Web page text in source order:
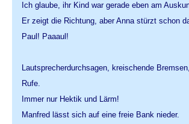
Ich glaube, ihr Kind war gerade eben am
Er zeigt die Richtung, aber Anna stürzt schon
Paul! Paaaul!
Lautsprecherdurchsagen, kreischende
Rufe.
Immer nur Hektik und Lärm!
Manfred lässt sich auf eine freie Bank nieder.